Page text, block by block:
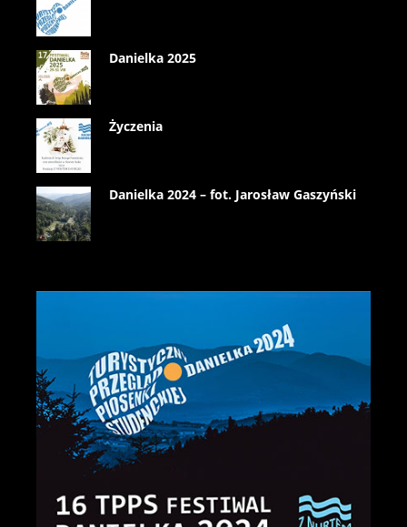
Danielka 2025
Życzenia
Danielka 2024 – fot. Jarosław Gaszyński